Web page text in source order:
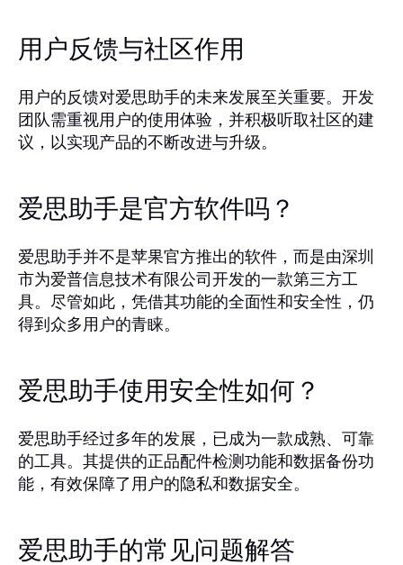
用户反馈与社区作用
用户的反馈对爱思助手的未来发展至关重要。开发
团队需重视用户的使用体验，并积极听取社区的建
议，以实现产品的不断改进与升级。
爱思助手是官方软件吗？
爱思助手并不是苹果官方推出的软件，而是由深圳
市为爱普信息技术有限公司开发的一款第三方工
具。尽管如此，凭借其功能的全面性和安全性，仍
得到众多用户的青睐。
爱思助手使用安全性如何？
爱思助手经过多年的发展，已成为一款成熟、可靠
的工具。其提供的正品配件检测功能和数据备份功
能，有效保障了用户的隐私和数据安全。
爱思助手的常见问题解答